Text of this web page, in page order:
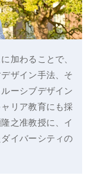
加わることで、
ザイン手法、そ
ーシブデザイン
リア教育にも採
之准教授に、イ
イバーシティの